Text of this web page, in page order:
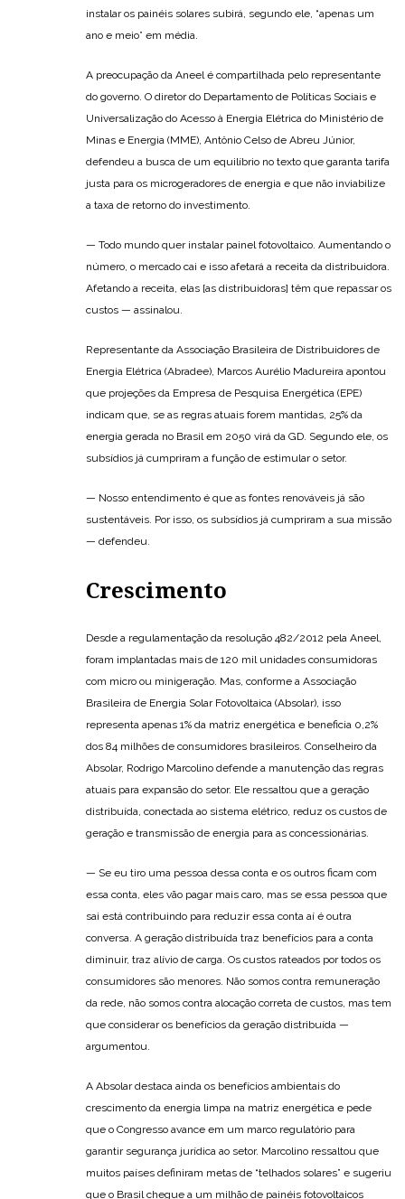
instalar os painéis solares subirá, segundo ele, “apenas um
ano e meio” em média.
A preocupação da Aneel é compartilhada pelo representante
do governo. O diretor do Departamento de Políticas Sociais e
Universalização do Acesso à Energia Elétrica do Ministério de
Minas e Energia (MME), Antônio Celso de Abreu Júnior,
defendeu a busca de um equilíbrio no texto que garanta tarifa
justa para os microgeradores de energia e que não inviabilize
a taxa de retorno do investimento.
— Todo mundo quer instalar painel fotovoltaico. Aumentando o
número, o mercado cai e isso afetará a receita da distribuidora.
Afetando a receita, elas [as distribuidoras] têm que repassar os
custos — assinalou.
Representante da Associação Brasileira de Distribuidores de
Energia Elétrica (Abradee), Marcos Aurélio Madureira apontou
que projeções da Empresa de Pesquisa Energética (EPE)
indicam que, se as regras atuais forem mantidas, 25% da
energia gerada no Brasil em 2050 virá da GD. Segundo ele, os
subsídios já cumpriram a função de estimular o setor.
— Nosso entendimento é que as fontes renováveis já são
sustentáveis. Por isso, os subsídios já cumpriram a sua missão
— defendeu.
Crescimento
Desde a regulamentação da resolução 482/2012 pela Aneel,
foram implantadas mais de 120 mil unidades consumidoras
com micro ou minigeração. Mas, conforme a Associação
Brasileira de Energia Solar Fotovoltaica (Absolar), isso
representa apenas 1% da matriz energética e beneficia 0,2%
dos 84 milhões de consumidores brasileiros. Conselheiro da
Absolar, Rodrigo Marcolino defende a manutenção das regras
atuais para expansão do setor. Ele ressaltou que a geração
distribuída, conectada ao sistema elétrico, reduz os custos de
geração e transmissão de energia para as concessionárias.
— Se eu tiro uma pessoa dessa conta e os outros ficam com
essa conta, eles vão pagar mais caro, mas se essa pessoa que
sai está contribuindo para reduzir essa conta aí é outra
conversa. A geração distribuída traz benefícios para a conta
diminuir, traz alívio de carga. Os custos rateados por todos os
consumidores são menores. Não somos contra remuneração
da rede, não somos contra alocação correta de custos, mas tem
que considerar os benefícios da geração distribuída —
argumentou.
A Absolar destaca ainda os benefícios ambientais do
crescimento da energia limpa na matriz energética e pede
que o Congresso avance em um marco regulatório para
garantir segurança jurídica ao setor. Marcolino ressaltou que
muitos países definiram metas de “telhados solares” e sugeriu
que o Brasil chegue a um milhão de painéis fotovoltaicos